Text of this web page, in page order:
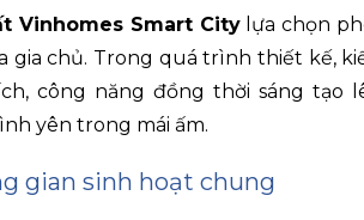
Vinhomes Smart Citylựa chọn
gia chủ. Trong quá trình thiết kế,
công năng đồng thời sáng tạo
yên trong mái ấm.
gian sinh hoạt chung